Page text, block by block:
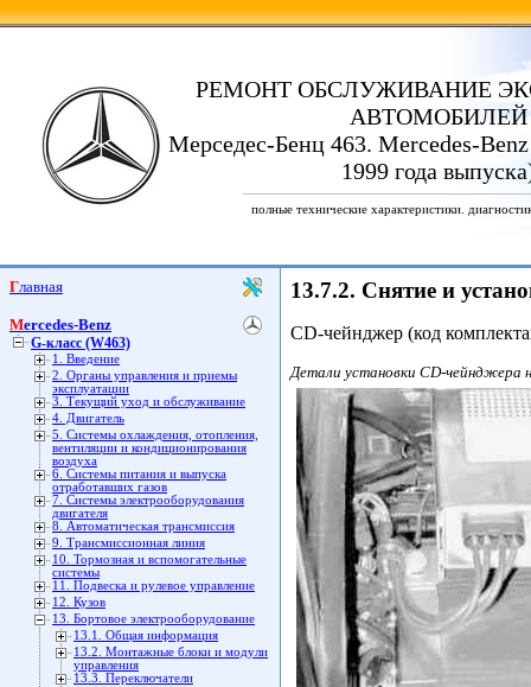
РЕМОНТ ОБСЛУЖИВАНИЕ
АВТОМОБИЛЕЙ
Мерседес-Бенц 463. Mercedes-
1999 года
полные технические характеристики.
Главная
Mercedes-Benz
G-класс (W463)
1. Введение
2. Органы управления и приемы
эксплуатации
3. Текущий уход и обслуживание
4. Двигатель
5. Системы охлаждения, отопления,
вентиляции и кондиционирования
воздуха
6. Системы питания и выпуска
отработавших газов
7. Системы электрооборудования
двигателя
8. Автоматическая трансмиссия
9. Трансмиссионная линия
10. Тормозная и вспомогательные
системы
11. Подвеска и рулевое управление
12. Кузов
13. Бортовое электрооборудование
13.1. Общая информация
13.2. Монтажные блоки и модули
управления
13.3. Переключатели
13.7.2. Снятие и
CD-чейнджер (код
Детали установки CD-чейнджера